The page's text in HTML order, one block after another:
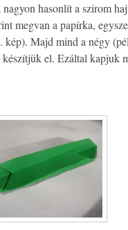
hasonlít a szirom
megvan a papírka,
kép). Majd mind a négy
el. Ezáltal kapjuk